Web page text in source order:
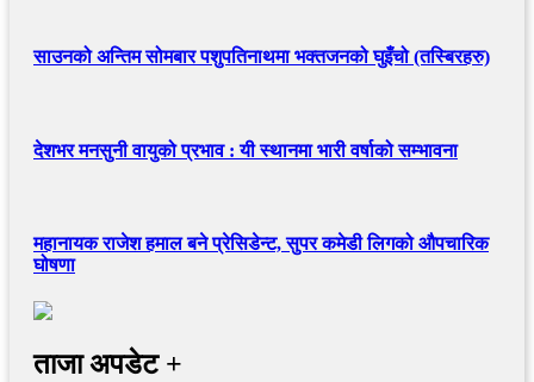
साउनको अन्तिम सोमबार पशुपतिनाथमा भक्तजनको घुइँचो (तस्बिरहरु)
देशभर मनसुनी वायुको प्रभाव : यी स्थानमा भारी वर्षाको सम्भावना
महानायक राजेश हमाल बने प्रेसिडेन्ट, सुपर कमेडी लिगको औपचारिक
घोषणा
ताजा अपडेट +